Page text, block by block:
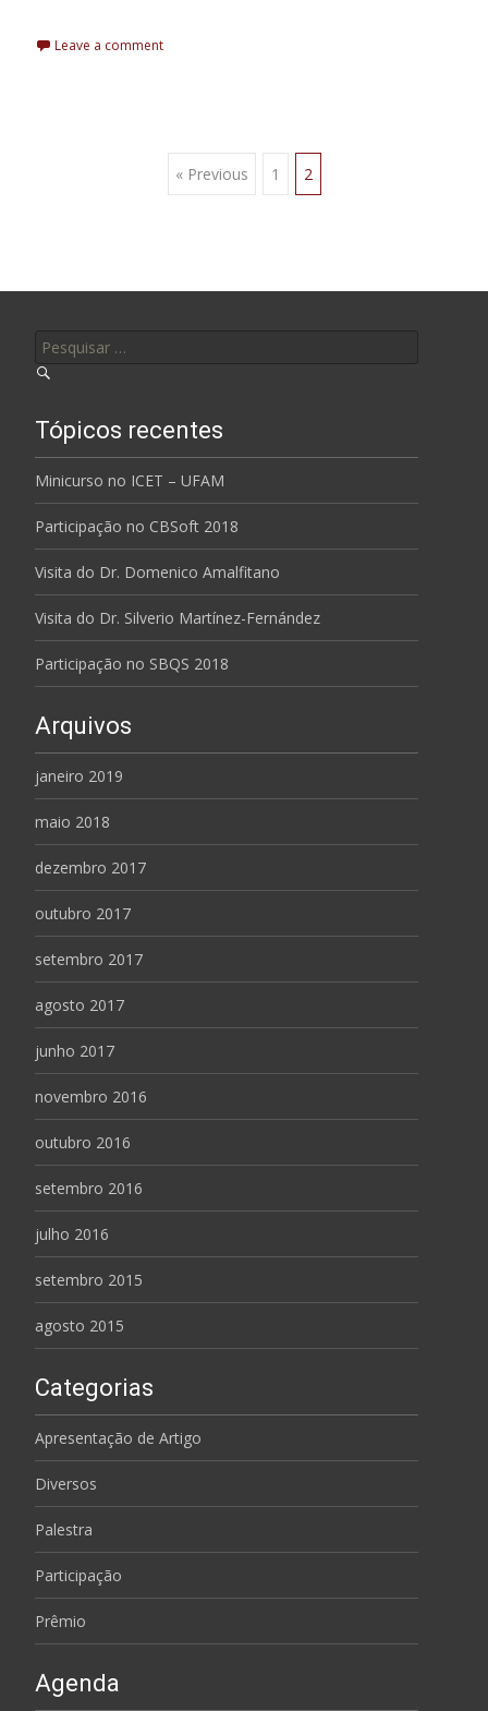
Leave a comment
« Previous 1 2
Tópicos recentes
Minicurso no ICET – UFAM
Participação no CBSoft 2018
Visita do Dr. Domenico Amalfitano
Visita do Dr. Silverio Martínez-Fernández
Participação no SBQS 2018
Arquivos
janeiro 2019
maio 2018
dezembro 2017
outubro 2017
setembro 2017
agosto 2017
junho 2017
novembro 2016
outubro 2016
setembro 2016
julho 2016
setembro 2015
agosto 2015
Categorias
Apresentação de Artigo
Diversos
Palestra
Participação
Prêmio
Agenda